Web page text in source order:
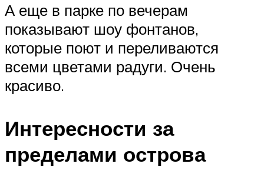
А еще в парке по вечерам
показывают шоу фонтанов,
которые поют и переливаются
всеми цветами радуги. Очень
красиво.
Интересности за
пределами острова